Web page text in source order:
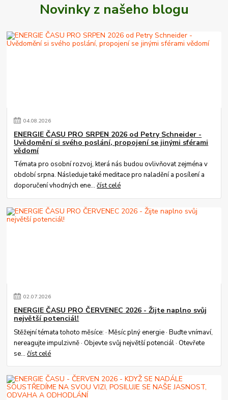
Novinky z našeho blogu
04.08.2026
ENERGIE ČASU PRO SRPEN 2026 od Petry Schneider -
Uvědomění si svého poslání, propojení se jinými sférami
vědomí
Témata pro osobní rozvoj, která nás budou ovlivňovat zejména v
období srpna. Následuje také meditace pro naladění a posílení a
doporučení vhodných ene...číst celé
02.07.2026
ENERGIE ČASU PRO ČERVENEC 2026 - Žijte naplno svůj
největší potenciál!
Stěžejní témata tohoto měsíce: · Měsíc plný energie · Buďte vnímaví,
nereagujte impulzivně · Objevte svůj největší potenciál · Otevřete
se...číst celé